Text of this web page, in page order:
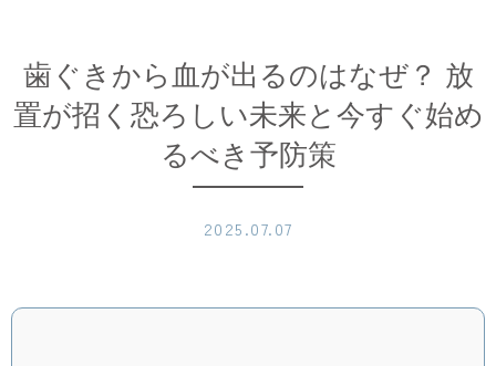
歯ぐきから血が出るのはなぜ？ 放
置が招く恐ろしい未来と今すぐ始め
るべき予防策
2025.07.07